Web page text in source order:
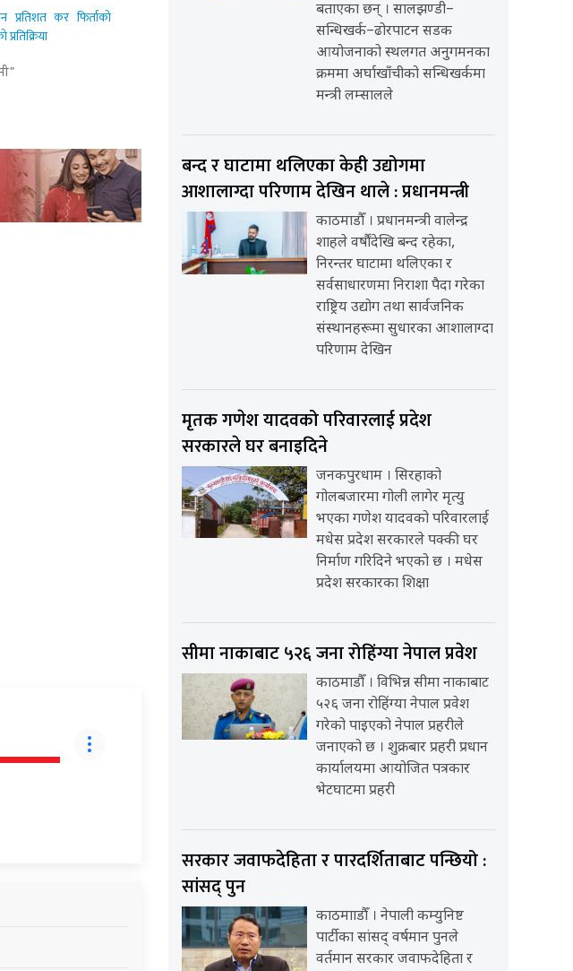
प्रतिशत कर फिर्ताको
बताएका छन् । सालझण्डी–
सन्धिखर्क–ढोरपाटन सडक
आयोजनाको स्थलगत अनुगमनका
क्रममा अर्घाखाँचीको सन्धिखर्कमा
मन्त्री लम्सालले
बन्द र घाटामा थलिएका केही उद्योगमा
आशालाग्दा परिणाम देखिन थाले : प्रधानमन्त्री
काठमाडौँ । प्रधानमन्त्री वालेन्द्र
शाहले वर्षौंदेखि बन्द रहेका,
निरन्तर घाटामा थलिएका र
सर्वसाधारणमा निराशा पैदा गरेका
राष्ट्रिय उद्योग तथा सार्वजनिक
संस्थानहरूमा सुधारका आशालाग्दा
परिणाम देखिन
मृतक गणेश यादवको परिवारलाई प्रदेश
सरकारले घर बनाइदिने
जनकपुरधाम । सिरहाको
गोलबजारमा गोली लागेर मृत्यु
भएका गणेश यादवको परिवारलाई
मधेस प्रदेश सरकारले पक्की घर
निर्माण गरिदिने भएको छ । मधेस
प्रदेश सरकारका शिक्षा
सीमा नाकाबाट ५२६ जना रोहिंग्या नेपाल प्रवेश
काठमाडौँ । विभिन्न सीमा नाकाबाट
५२६ जना रोहिंग्या नेपाल प्रवेश
गरेको पाइएको नेपाल प्रहरीले
जनाएको छ । शुक्रबार प्रहरी प्रधान
कार्यालयमा आयोजित पत्रकार
भेटघाटमा प्रहरी
सरकार जवाफदेहिता र पारदर्शिताबाट पन्छियो :
सांसद् पुन
काठमााडौँ । नेपाली कम्युनिष्ट
पार्टीका सांसद् वर्षमान पुनले
वर्तमान सरकार जवाफदेहिता र